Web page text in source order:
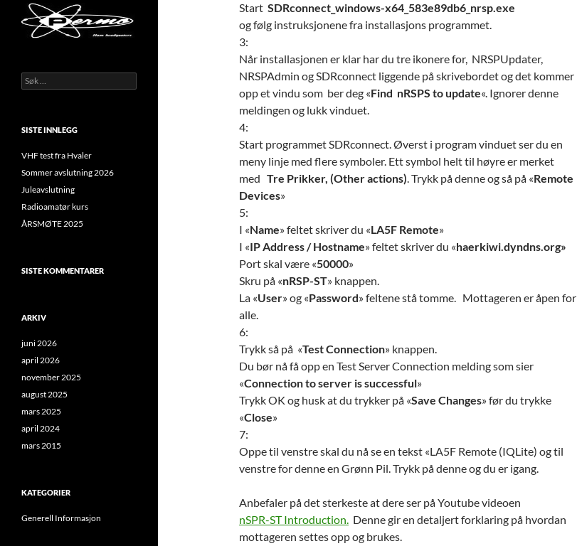
Start SDRconnect_windows-x64_583e89db6_nrsp.exe
og følg instruksjonene fra installasjons programmet.
3:
Når installasjonen er klar har du tre ikonere for, NRSPUpdater,
NRSPAdmin og SDRconnect liggende på skrivebordet og det kommer
opp et vindu som ber deg «Find nRSPS to update«. Ignorer denne
meldingen og lukk vinduet.
4:
Start programmet SDRconnect. Øverst i program vinduet ser du en
meny linje med flere symboler. Ett symbol helt til høyre er merket
med Tre Prikker, (Other actions). Trykk på denne og så på «Remote
Devices»
5:
I «Name» feltet skriver du «LA5F Remote»
I «IP Address / Hostname» feltet skriver du «haerkiwi.dyndns.org»
Port skal være «50000»
Skru på «nRSP-ST» knappen.
La «User» og «Password» feltene stå tomme. Mottageren er åpen for
alle.
6:
Trykk så på «Test Connection» knappen.
Du bør nå få opp en Test Server Connection melding som sier
«Connection to server is successful»
Trykk OK og husk at du trykker på «Save Changes» før du trykke
«Close»
7:
Oppe til venstre skal du nå se en tekst «LA5F Remote (IQLite) og til
venstre for denne en Grønn Pil. Trykk på denne og du er igang.
Anbefaler på det sterkeste at dere ser på Youtube videoen
nSPR-ST Introduction. Denne gir en detaljert forklaring på hvordan
mottageren settes opp og brukes.
S
ø
t
e
r
SISTE INNLEGG
VHF test fra Hvaler
Sommer avslutning 2026
Juleavslutning
Radioamatør kurs
ÅRSMØTE 2025
SISTE KOMMENTARER
ARKIV
juni 2026
april 2026
november 2025
august 2025
mars 2025
april 2024
mars 2015
KATEGORIER
Generell Informasjon